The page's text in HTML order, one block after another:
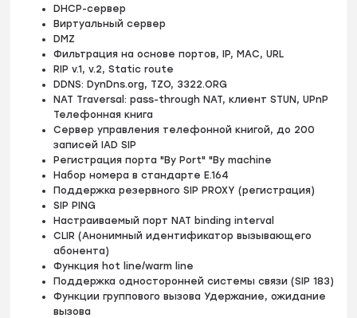
DHCP-сервер
Виртуальный сервер
DMZ
Фильтрация на основе портов, IP, MAC, URL
RIP v.1, v.2, Static route
DDNS: DynDns.org, TZO, 3322.ORG
NAT Traversal: pass-through NAT, клиент STUN, UPnP
Телефонная книга
Сервер управления телефонной книгой, до 200
записей IAD SIP
Регистрация порта "By Port" "By machine
Набор номера в стандарте E.164
Поддержка резервного SIP PROXY (регистрация)
SIP PING
Настраиваемый порт NAT binding interval
CLIR (Анонимный идентификатор вызывающего
абонента)
Функция hot line/warm line
Поддержка односторонней системы связи (SIP 183)
Функции группового вызова Удержание, ожидание
вызова